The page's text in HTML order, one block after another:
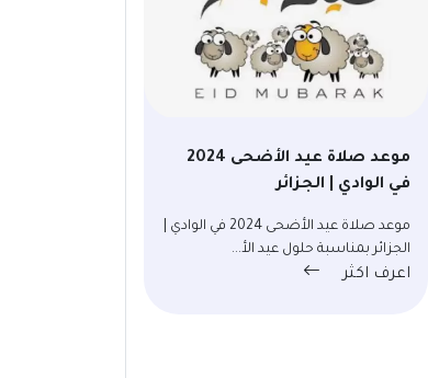
موعد صلاة عيد الأضحى 2024
في الوادي | الجزائر
موعد صلاة عيد الأضحى 2024 في الوادي |
الجزائر بمناسبة حلول عيد الأ...
اعرف اكثر